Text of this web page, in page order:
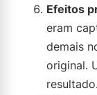
Efeitos
eram
demais
original.
resultado.